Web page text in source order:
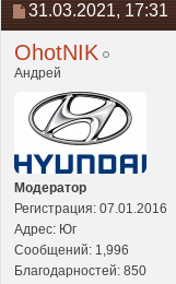
31.03.2021, 17:31
OhotNIK
Андрей
Модератор
Регистрация: 07.01.2016
Адрес: Юг
Сообщений: 1,996
Благодарностей: 850